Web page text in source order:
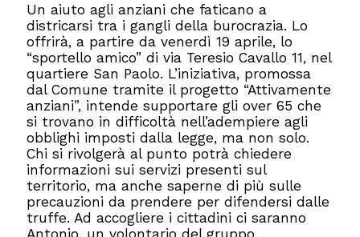
Un aiuto agli anziani che faticano a
districarsi tra i gangli della burocrazia. Lo
offrirà, a partire da venerdì 19 aprile, lo
“sportello amico” di via Teresio Cavallo 11, nel
quartiere San Paolo. L’iniziativa, promossa
dal Comune tramite il progetto “Attivamente
anziani”, intende supportare gli over 65 che
si trovano in difficoltà nell’adempiere agli
obblighi imposti dalla legge, ma non solo.
Chi si rivolgerà al punto potrà chiedere
informazioni sui servizi presenti sul
territorio, ma anche saperne di più sulle
precauzioni da prendere per difendersi dalle
truffe. Ad accogliere i cittadini ci saranno
Antonio, un volontario del gruppo